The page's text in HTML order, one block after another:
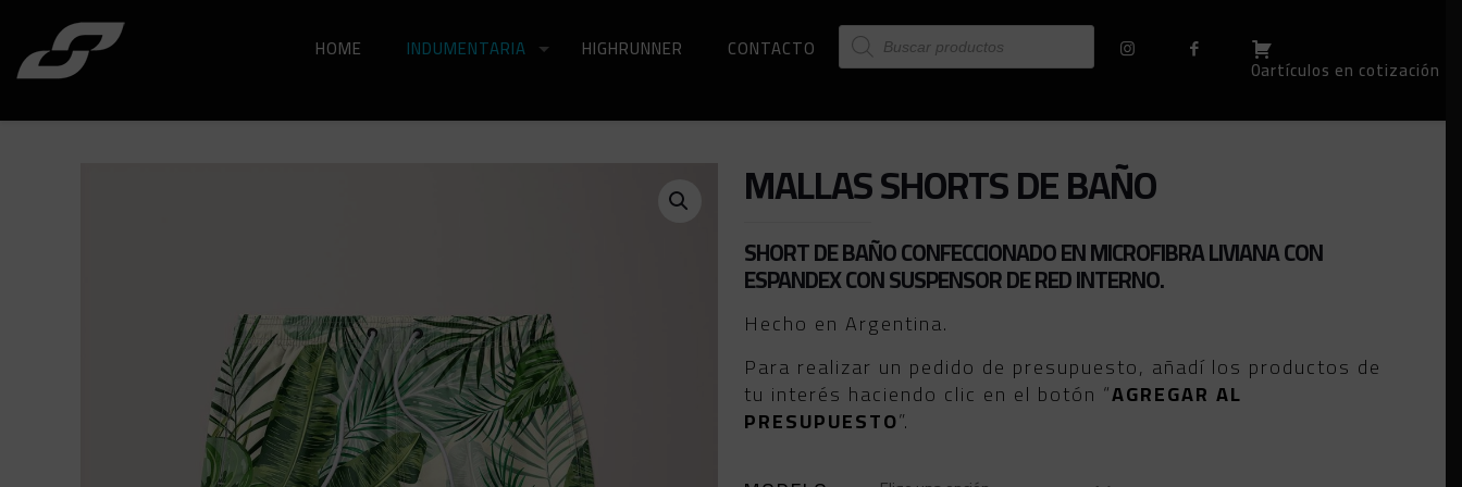
HOME INDUMENTARIA HIGHRUNNER CONTACTO Búsqueda
de
productos 0artículos en cotización
MALLAS SHORTS DE BAÑO
SHORT DE BAÑO CONFECCIONADO EN MICROFIBRA LIVIANA CON
ESPANDEX CON SUSPENSOR DE RED INTERNO.
Hecho en Argentina.
Para realizar un pedido de presupuesto, añadí los productos de
tu interés haciendo clic en el botón “AGREGAR AL
PRESUPUESTO”.